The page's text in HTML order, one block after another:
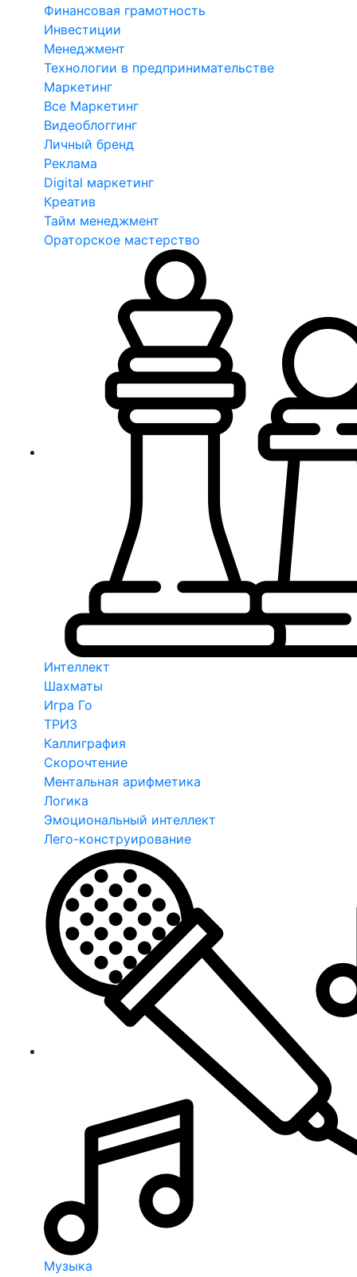
Финансовая грамотность
Инвестиции
Менеджмент
Технологии в предпринимательстве
Маркетинг
Все Маркетинг
Видеоблоггинг
Личный бренд
Реклама
Digital маркетинг
Креатив
Тайм менеджмент
Ораторское мастерство
Интеллект
Шахматы
Игра Го
ТРИЗ
Каллиграфия
Скорочтение
Ментальная арифметика
Логика
Эмоциональный интеллект
Лего-конструирование
Музыка